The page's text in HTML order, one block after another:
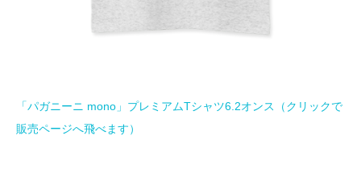
「パガニーニ mono」プレミアムTシャツ6.2オンス（クリックで
販売ページへ飛べます）